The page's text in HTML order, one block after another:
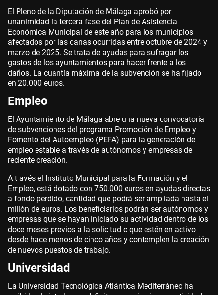
El Pleno de la Diputación de Málaga aprobó por
unanimidad la tercera fase del Plan de Asistencia
Económica Municipal de este año para los municipios
afectados por las danas ocurridas entre octubre de 2024 y
marzo de 2025. Se trata de ayudas para sufragar los
gastos de los ayuntamientos para hacer frente a los
daños. La cuantía máxima de la subvención se ha fijado
en 20.000 euros.
Empleo
El Ayuntamiento de Málaga abre una nueva convocatoria
de subvenciones del programa Promoción de Empleo y
Fomento del Autoempleo (PEFA) para la generación de
empleo estable a través de autónomos y empresas de
reciente creación.
A través el Instituto Municipal para la Formación y el
Empleo, está dotado con 750.000 euros en ayudas directas
a fondo perdido, cantidad que podrá ser ampliada hasta el
millón de euros. Los beneficiarios podrán ser autónomos y
empresas que se hayan iniciado su actividad dentro de los
doce meses previos a la solicitud o que estén en activo
desde hace menos de cinco años y contemplen la creación
de nuevos puestos de trabajo.
Universidad
La Universidad Tecnológica Atlántica Mediterráneo ha